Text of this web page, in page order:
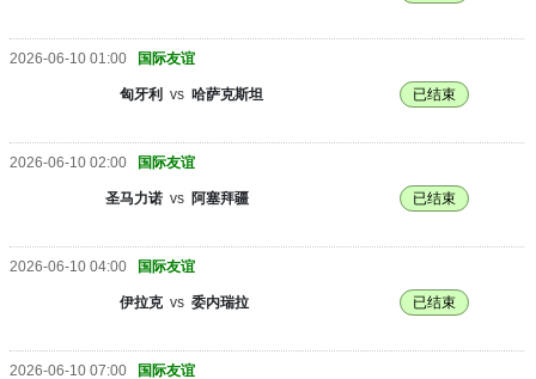
2026-06-10 01:00 国际友谊
匈牙利 vs 哈萨克斯坦 已结束
2026-06-10 02:00 国际友谊
圣马力诺 vs 阿塞拜疆 已结束
2026-06-10 04:00 国际友谊
伊拉克 vs 委内瑞拉 已结束
2026-06-10 07:00 国际友谊